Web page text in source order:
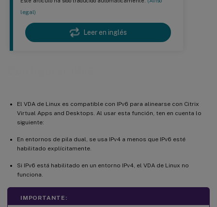
legal)
Leer en inglés
El VDA de Linux es compatible con IPv6 para alinearse con Citrix
Virtual Apps and Desktops. Al usar esta función, ten en cuenta lo
siguiente:
En entornos de pila dual, se usa IPv4 a menos que IPv6 esté
habilitado explícitamente.
Si IPv6 está habilitado en un entorno IPv4, el VDA de Linux no
funciona.
IMPORTANTE: